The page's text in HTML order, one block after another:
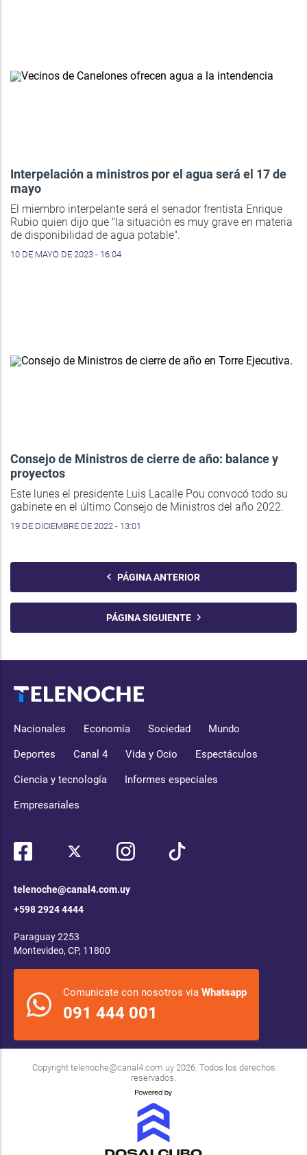
Interpelación a ministros por el agua será el 17 de
mayo
El miembro interpelante será el senador frentista Enrique
Rubio quien dijo que "la situación es muy grave en materia
de disponibilidad de agua potable".
10 DE MAYO DE 2023 - 16:04
Consejo de Ministros de cierre de año: balance y
proyectos
Este lunes el presidente Luis Lacalle Pou convocó todo su
gabinete en el último Consejo de Ministros del año 2022.
19 DE DICIEMBRE DE 2022 - 13:01
PÁGINA ANTERIOR
PÁGINA SIGUIENTE
Nacionales Economía Sociedad Mundo
Deportes Canal 4 Vida y Ocio Espectáculos
Ciencia y tecnología Informes especiales
Empresariales
telenoche@canal4.com.uy
+598 2924 4444
Paraguay 2253
Montevideo, CP, 11800
Comunicate con nosotros via Whatsapp
091 444 001
Copyright telenoche@canal4.com.uy2026. Todos los derechos
reservados.